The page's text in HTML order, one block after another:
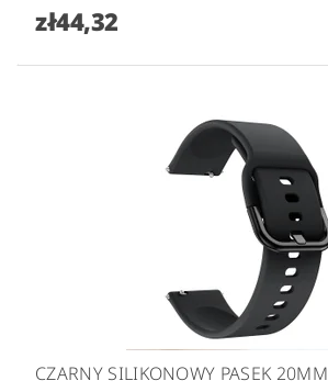
zł44,32
CZARNY SILIKONOWY PASEK 20MM